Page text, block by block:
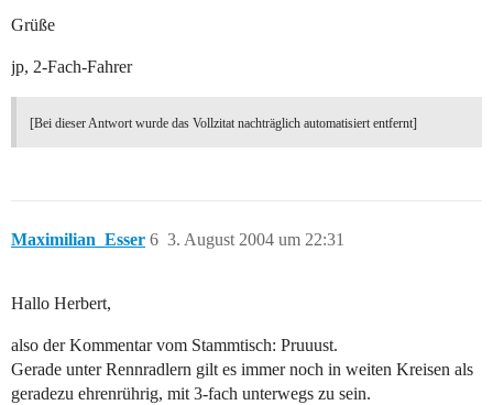
Grüße
jp, 2-Fach-Fahrer
[Bei dieser Antwort wurde das Vollzitat nachträglich automatisiert entfernt]
Maximilian_Esser 3. August 2004 um 22:31
6
Hallo Herbert,
also der Kommentar vom Stammtisch: Pruuust.
Gerade unter Rennradlern gilt es immer noch in weiten Kreisen als
geradezu ehrenrührig, mit 3-fach unterwegs zu sein.